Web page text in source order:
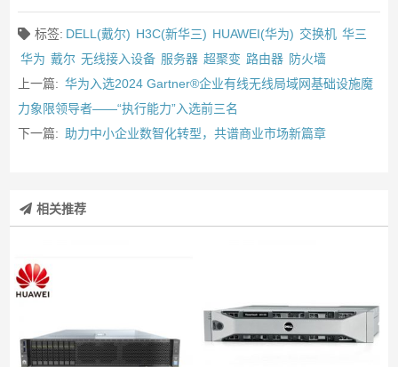
标签: DELL(戴尔) H3C(新华三) HUAWEI(华为) 交换机 华三
华为 戴尔 无线接入设备 服务器 超聚变 路由器 防火墙
上一篇: 华为入选2024 Gartner®企业有线无线局域网基础设施魔
力象限领导者——“执行能力”入选前三名
下一篇: 助力中小企业数智化转型，共谱商业市场新篇章
相关推荐